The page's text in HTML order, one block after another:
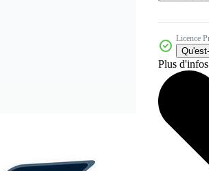
Licence
Plus d'infos